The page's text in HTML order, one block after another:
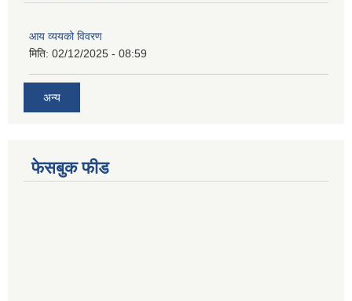
आय व्ययको विवरण
मिति: 02/12/2025 - 08:59
अन्य
फेसबुक फीड